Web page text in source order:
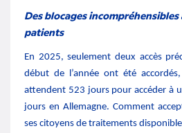
Des blocages incompréhensibles
patients
En 2025, seulement deux accès
début de l’année ont été
attendent 523 jours pour accéder à
jours en Allemagne. Comment
ses citoyens de traitements